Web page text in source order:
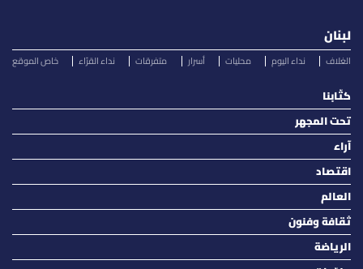
لبنان
الغلاف نداء اليوم محليات أسرار متفرقات نداء القرّاء خاص الموقع
كتّابنا
تحت المجهر
آراء
اقتصاد
العالم
ثقافة وفنون
الرياضة